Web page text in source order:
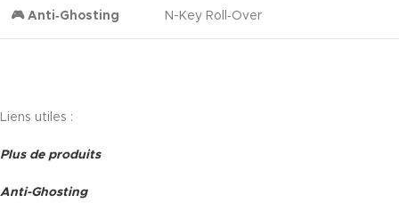
🎮 Anti‑Ghosting N-Key Roll‑Over
Liens utiles :
Plus de produits
Anti-Ghosting